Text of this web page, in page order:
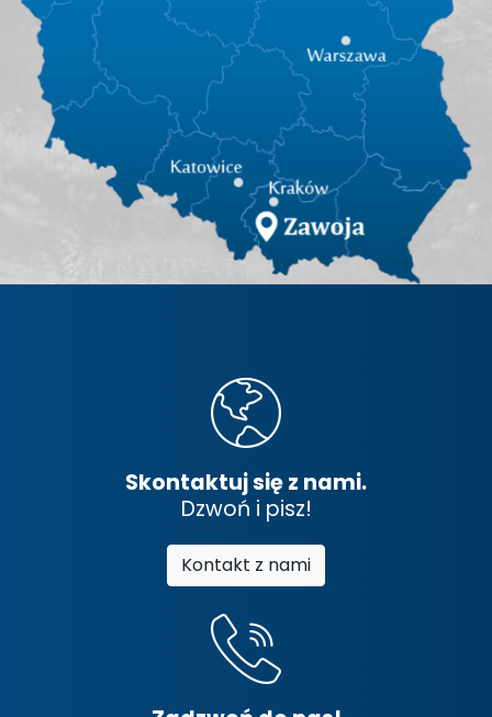
Skontaktuj się z nami.
Dzwoń i pisz!
Kontakt z nami